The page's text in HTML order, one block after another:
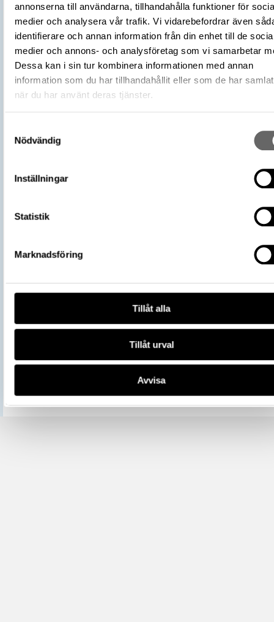
annonserna till användarna, tillhandahålla funktioner för
medier och analysera vår trafik. Vi vidarebefordrar även
identifierare och annan information från din enhet till de
medier och annons- och analysföretag som vi samarbetar
Dessa kan i sin tur kombinera informationen med annan
information som du har tillhandahållit eller som de har
när du har använt deras tjänster.
Nödvändig
Inställningar
Statistik
Marknadsföring
Tillåt alla
Tillåt urval
Avvisa
Tidsperiod
Vikingatid
Föremålsnummer
441853_HST
Andra nummer
Undernummer: Bj 716
Historisk plats
Birka, Adelsö socken
Förvärvsnummer 34000
Omnämns i katalog Förvärv: 34000 på Catview
Plats: Björkö, Hemlanden, Fornlämning:
L2017:1904, Socken: Adelsö socken,
Kommun: Ekerö kommun, Landskap:
Kontextnamn
Undersökningsår
https://samlingar.shm.se/object/
CC65-4BE1-91E1-0269E74ECF54
All textinformation (metadata) på denna sida är fri att använda
Mer information om licenser hos Statens historiska museer.